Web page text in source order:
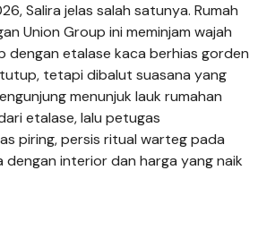
Salira jelas salah satunya. Rumah
Union Group ini meminjam wajah
dengan etalase kaca berhias gorden
tetapi dibalut suasana yang
menunjuk lauk rumahan
etalase, lalu petugas
piring, persis ritual warteg pada
dengan interior dan harga yang naik